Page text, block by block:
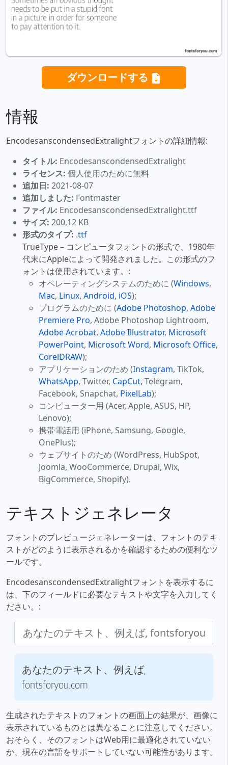
ダウンロードする
情報
EncodesanscondensedExtralightフォントの詳細情報:
タイトル: EncodesanscondensedExtralight
ライセンス: 個人使用のために無料
追加日: 2021-08-07
追加しました: Fontmaster
ファイル: EncodesanscondensedExtralight.ttf
サイズ: 200,12 KB
形式のタイプ: .ttf
TrueType – コンピュータフォントの形式で、1980年
代末にAppleによって開発されました。この形式のフ
ォントは使用されています。:
オペレーティングシステムのために (Windows,
Mac, Linux, Android, iOS);
プログラムのために (Adobe Photoshop, Adobe
Premiere Pro, Adobe Photoshop Lightroom,
Adobe Acrobat, Adobe Illustrator, Microsoft
PowerPoint, Microsoft Word, Microsoft Office,
CorelDRAW);
アプリケーションのため (Instagram, TikTok,
WhatsApp, Twitter, CapCut, Telegram,
Facebook, Snapchat, PixelLab);
コンピューター用 (Acer, Apple, ASUS, HP,
Lenovo);
携帯電話用 (iPhone, Samsung, Google,
OnePlus);
ウェブサイトのため (WordPress, HubSpot,
Joomla, WooCommerce, Drupal, Wix,
BigCommerce, Shopify).
テキストジェネレータ
フォントのプレビュージェネレーターは、フォントのテキ
ストがどのように表示されるかを確認するための便利なツ
ールです。
EncodesanscondensedExtralightフォントを表示するに
は、下のフィールドに必要なテキストや文字を入力してく
ださい。:
あなたのテキスト、例えば,
fontsforyou.com
生成されたテキストのフォントの画面上の結果が、画像に
表示されているものとは異なることに注意してください。
おそらく、そのフォントはWeb用に最適化されていない
か、現在の言語をサポートしていない可能性があります。